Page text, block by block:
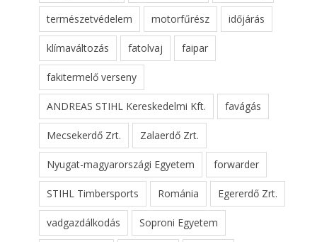
természetvédelem motorfűrész időjárás
klímaváltozás fatolvaj faipar
fakitermelő verseny
ANDREAS STIHL Kereskedelmi Kft. favágás
Mecsekerdő Zrt. Zalaerdő Zrt.
Nyugat-magyarországi Egyetem forwarder
STIHL Timbersports Románia Egererdő Zrt.
vadgazdálkodás Soproni Egyetem